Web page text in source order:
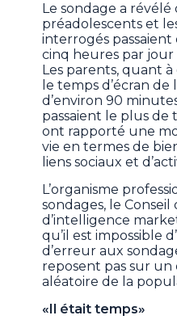
Le sondage a révélé
préadolescents et
interrogés
cinq heures par
Les parents, quant
le temps d’écran
d’environ 90
passaient le plus de
ont rapporté une
vie en termes de
liens sociaux et
L’organisme
sondages, le
d’intelligence
qu’il est impossible
d’erreur aux
reposent pas sur
aléatoire de la
«Il était temps»